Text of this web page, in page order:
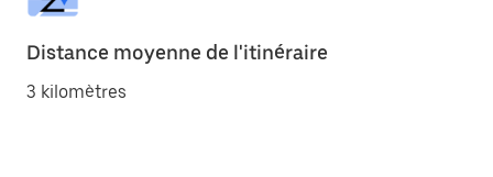
Distance moyenne de l'itinéraire
3 kilomètres